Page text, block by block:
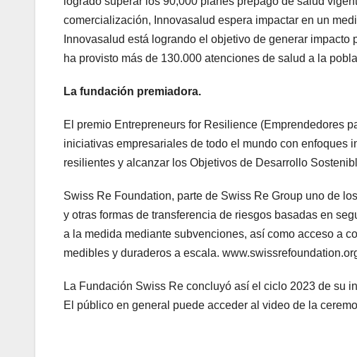
comercialización, Innovasalud espera impactar en un
Innovasalud está logrando el objetivo de generar
ha provisto más de 130.000 atenciones de salud a la
La fundación premiadora.
El premio Entrepreneurs for Resilience (Emprendedores
iniciativas empresariales de todo el mundo con enfoques
resilientes y alcanzar los Objetivos de Desarrollo
Swiss Re Foundation, parte de Swiss Re Group uno de
y otras formas de transferencia de riesgos basadas en
a la medida mediante subvenciones, así como acceso a
medibles y duraderos a escala.
La Fundación Swiss Re concluyó así el ciclo 2023 de su
El público en general puede acceder al video de la